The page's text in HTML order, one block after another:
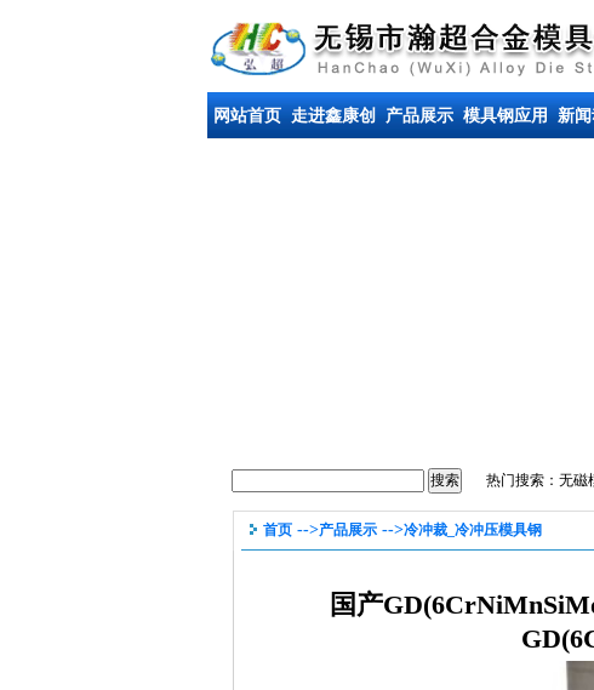
网站首页 走进鑫康创 产品展示 模具钢应用 新
热门搜索： 无磁
首页-->产品展示-->冷冲裁_冷冲压模具钢
国产